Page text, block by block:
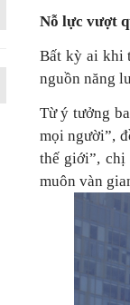
Nỗ lực vượt
Bất kỳ ai khi
nguồn năng
Từ ý tưởng
mọi người”,
thế giới”, chị
muôn vàn